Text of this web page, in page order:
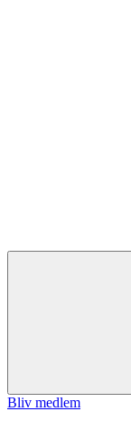
Bliv medlem